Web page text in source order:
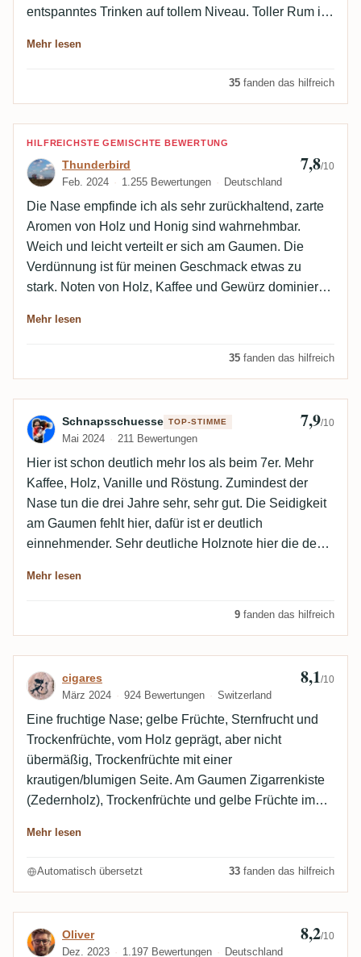
entspanntes Trinken auf tollem Niveau. Toller Rum im
Mehr lesen
35 fanden das hilfreich
Bewertung von Thunderbird
HILFREICHSTE GEMISCHTE BEWERTUNG
Thunderbird
Feb. 2024 1.255 Bewertungen Deutschland
7,8/10
Die Nase empfinde ich als sehr zurückhaltend, zarte
Aromen von Holz und Honig sind wahrnehmbar.
Weich und leicht verteilt er sich am Gaumen. Die
Verdünnung ist für meinen Geschmack etwas zu
stark. Noten von Holz, Kaffee und Gewürz dominieren
eindimensional.
Mehr lesen
35 fanden das hilfreich
Bewertung von Schnapsschuesse
Schnapsschuesse TOP-STIMME
Mai 2024 211 Bewertungen
7,9/10
Hier ist schon deutlich mehr los als beim 7er. Mehr
Kaffee, Holz, Vanille und Röstung. Zumindest der
Nase tun die drei Jahre sehr, sehr gut. Die Seidigkeit
am Gaumen fehlt hier, dafür ist er deutlich
einnehmender. Sehr deutliche Holznote hier die den
Vanille die erste Geige. Schön rundes Ding, mit nur
Mehr lesen
9 fanden das hilfreich
Bewertung von cigares
cigares
März 2024 924 Bewertungen Switzerland
8,1/10
Eine fruchtige Nase; gelbe Früchte, Sternfrucht und
Trockenfrüchte, vom Holz geprägt, aber nicht
übermäßig, Trockenfrüchte mit einer
krautigen/blumigen Seite. Am Gaumen Zigarrenkiste
(Zedernholz), Trockenfrüchte und gelbe Früchte im
angenehme blumige Seite. Der Abgang ist eher kurz,
ziemlich lange erhalten. Ein schöner Rum, der
besonders seine blumige Note.
Mehr lesen
Automatisch übersetzt 33 fanden das hilfreich
Bewertung von Oliver
Oliver
Dez. 2023 1.197 Bewertungen Deutschland
8,2/10